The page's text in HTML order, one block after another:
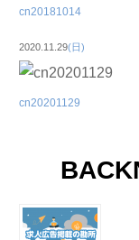
cn20181014
2020.11.29(日)
cn20201129